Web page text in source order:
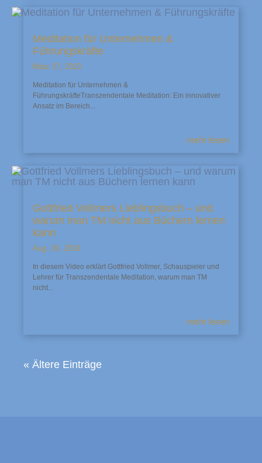
Meditation für Unternehmen &
Führungskräfte
März 27, 2023
Meditation für Unternehmen &
FührungskräfteTranszendentale Meditation: Ein innovativer
Ansatz im Bereich...
mehr lesen
Gottfried Vollmers Lieblingsbuch – und
warum man TM nicht aus Büchern lernen
kann
Aug. 26, 2019
In diesem Video erklärt Gottfried Vollmer, Schauspieler und
Lehrer für Transzendentale Meditation, warum man TM
nicht...
mehr lesen
« Ältere Einträge